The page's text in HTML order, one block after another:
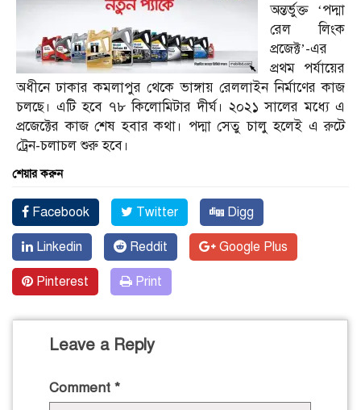
অন্তর্ভুক্ত ‘পদ্মা
রেল লিংক
প্রজেক্ট’-এর
প্রথম পর্যায়ের
অধীনে ঢাকার কমলাপুর থেকে ভাঙ্গায় রেললাইন নির্মাণের কাজ
চলছে। এটি হবে ৭৮ কিলোমিটার দীর্ঘ। ২০২১ সালের মধ্যে এ
প্রজেক্টের কাজ শেষ হবার কথা। পদ্মা সেতু চালু হলেই এ রুটে
ট্রেন-চলাচল শুরু হবে।
শেয়ার করুন
Facebook Twitter Digg
Linkedin Reddit Google Plus
Pinterest Print
Leave a Reply
Comment *